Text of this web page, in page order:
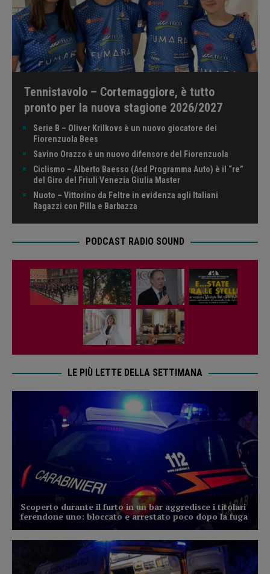
Tennistavolo – Cortemaggiore, è tutto
pronto per la nuova stagione 2026/2027
Serie B – Oliver Krilkovs è un nuovo giocatore dei
Fiorenzuola Bees
Savino Orazzo è un nuovo difensore del Fiorenzuola
Ciclismo – Alberto Baesso (Asd Programma Auto) è il “re”
del Giro del Friuli Venezia Giulia Master
Nuoto – Vittorino da Feltre in evidenza agli Italiani
Ragazzi con Pilla e Barbazza
PODCAST RADIO SOUND
LE PIÙ LETTE DELLA SETTIMANA